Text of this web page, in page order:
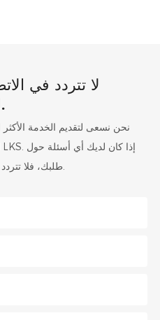
لا تتردد في
لديك.
نحن نسعى لتقديم الخدمة الأكثر
طلبك، فلا تتردد في الاتصال بنا.